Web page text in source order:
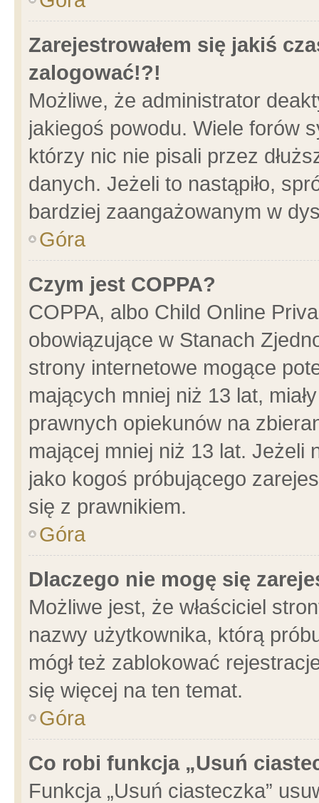
Zarejestrowałem się jakiś
zalogować!?!
Możliwe, że administrator
jakiegoś powodu. Wiele forów
którzy nic nie pisali przez
danych. Jeżeli to nastąpiło,
bardziej zaangażowanym w
Góra
Czym jest COPPA?
COPPA, albo Child Online
obowiązujące w Stanach
strony internetowe mogące
mających mniej niż 13 lat,
prawnych opiekunów na
mającej mniej niż 13 lat. Jeżeli
jako kogoś próbującego
się z prawnikiem.
Góra
Dlaczego nie mogę się
Możliwe jest, że właściciel
nazwy użytkownika, którą
mógł też zablokować
się więcej na ten temat.
Góra
Co robi funkcja „Usuń
Funkcja „Usuń ciasteczka”